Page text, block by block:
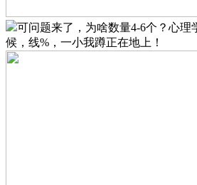
可问题来了，为啥数量4-6个？心理
候，线%，一小我蹲正在地上！